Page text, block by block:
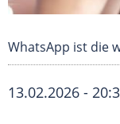
WhatsApp ist die
13.02.2026 -